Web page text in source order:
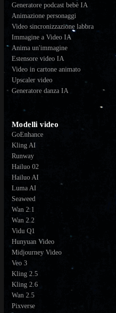
Generatore podcast bebè IA
Animazione personaggi
Video sincronizzazione labbra
Immagine a Video IA
Anima un'immagine
Estensore video IA
Video in cartone animato
Upscaler video
Generatore danza IA
Modelli video
GoEnhance
Kling AI
Runway
Hailuo 02
Hailuo AI
Luma AI
Seaweed
Wan 2.1
Wan 2.2
Vidu Q1
Hunyuan Video
Midjourney Video
Veo 3
Kling 2.5
Kling 2.6
Wan 2.5
Pixverse